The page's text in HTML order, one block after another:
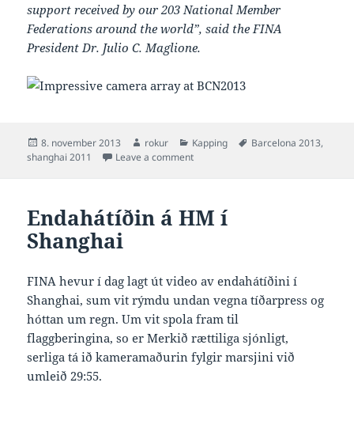
support received by our 203 National Member
Federations around the world”, said the FINA
President Dr. Julio C. Maglione.
Posted
on
8. november 2013 Author
rokur Categories
Kapping Tags
Barcelona 2013,
shanghai 2011
Leave a commenton Barcelona 2013 setti stórt met í
Endahátíðin á HM í
Shanghai
FINA hevur í dag lagt út video av endahátíðini í
Shanghai, sum vit rýmdu undan vegna tíðarpress og
hóttan um regn. Um vit spola fram til
flaggberingina, so er Merkið rættiliga sjónligt,
serliga tá ið kameramaðurin fylgir marsjini við
umleið 29:55.